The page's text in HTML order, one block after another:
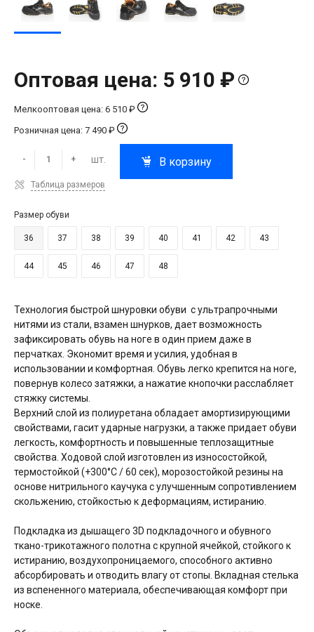
Оптовая цена: 5 910 ₽
Мелкооптовая цена: 6 510 ₽
Розничная цена: 7 490 ₽
- + шт. В корзину
Таблица размеров
Размер обуви
36 37 38 39 40 41 42 43
44 45 46 47 48
Технология быстрой шнуровки обуви с ультрапрочными
нитями из стали, взамен шнурков, дает возможность
зафиксировать обувь на ноге в один прием даже в
перчатках. Экономит время и усилия, удобная в
использовании и комфортная. Обувь легко крепится на ноге,
повернув колесо затяжки, а нажатие кнопочки расслабляет
стяжку системы.
Верхний слой из полиуретана обладает амортизирующими
свойствами, гасит ударные нагрузки, а также придает обуви
легкость, комфортность и повышенные теплозащитные
свойства. Ходовой слой изготовлен из износостойкой,
термостойкой (+300°С / 60 сек), морозостойкой резины на
основе нитрильного каучука с улучшенным сопротивлением
скольжению, стойкостью к деформациям, истиранию.
Подкладка из дышащего 3D подкладочного и обувного
ткано-трикотажного полотна с крупной ячейкой, стойкого к
истиранию, воздухопроницаемого, способного активно
абсорбировать и отводить влагу от стопы. Вкладная стелька
из вспененного материала, обеспечивающая комфорт при
носке.